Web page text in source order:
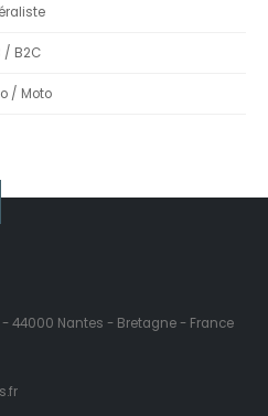
/ B2C
/ Moto
- 44000 Nantes - Bretagne - France